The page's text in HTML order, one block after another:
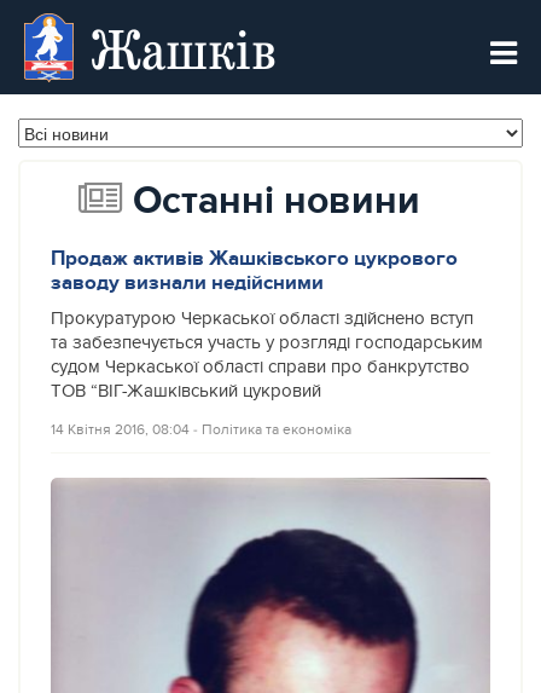
Жашків
Останні новини
Продаж активів Жашківського цукрового
заводу визнали недійсними
Прокуратурою Черкаської області здійснено вступ
та забезпечується участь у розгляді господарським
судом Черкаської області справи про банкрутство
ТОВ “ВІГ-Жашківський цукровий
14 Квітня 2016, 08:04 ‐ Політика та економіка